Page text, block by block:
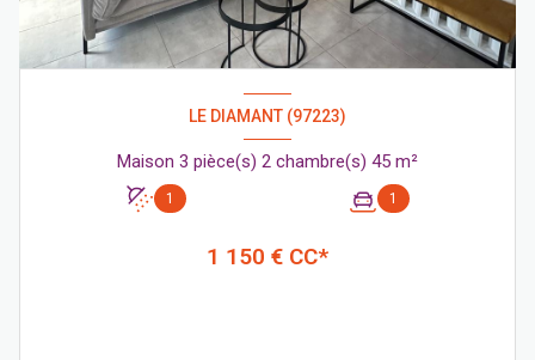
LE DIAMANT (97223)
Maison 3 pièce(s) 2 chambre(s) 45 m²
1 1
1 150 € CC*